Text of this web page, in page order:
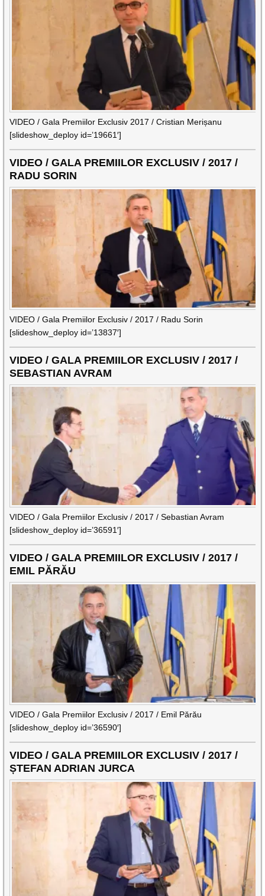
VIDEO / Gala Premiilor Exclusiv 2017 / Cristian Merișanu
[slideshow_deploy id=’19661′]
VIDEO / GALA PREMIILOR EXCLUSIV / 2017 /
RADU SORIN
VIDEO / Gala Premiilor Exclusiv / 2017 / Radu Sorin
[slideshow_deploy id=’13837′]
VIDEO / GALA PREMIILOR EXCLUSIV / 2017 /
SEBASTIAN AVRAM
VIDEO / Gala Premiilor Exclusiv / 2017 / Sebastian Avram
[slideshow_deploy id=’36591′]
VIDEO / GALA PREMIILOR EXCLUSIV / 2017 /
EMIL PĂRĂU
VIDEO / Gala Premiilor Exclusiv / 2017 / Emil Părău
[slideshow_deploy id=’36590′]
VIDEO / GALA PREMIILOR EXCLUSIV / 2017 /
ȘTEFAN ADRIAN JURCA